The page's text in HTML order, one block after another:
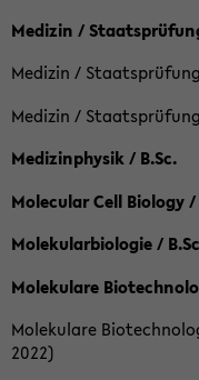
Medizin /
Medizin /
Medizin /
Medizinphysik / B.Sc.
Molecular Cell Biology /
Molekularbiologie /
Molekulare
Molekulare
2022)